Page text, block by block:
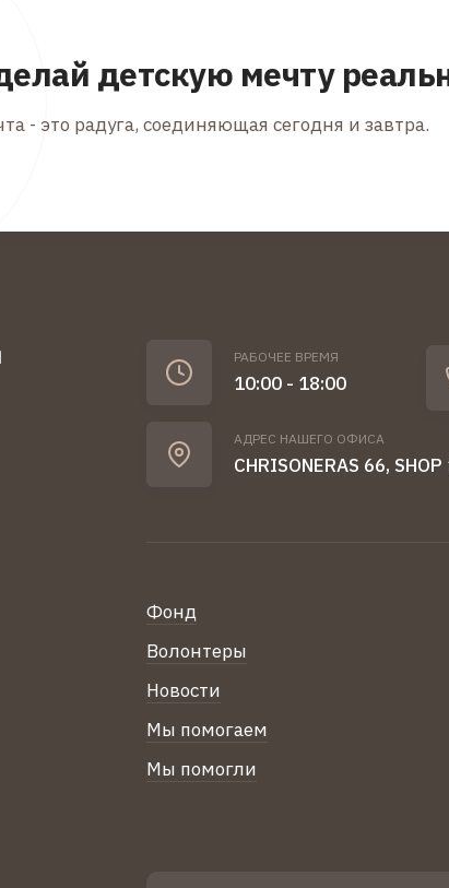
детскую мечту
- это радуга, соединяющая сегодня и завтра.
РАБОЧЕЕ ВРЕМЯ
10:00 - 18:00
АДРЕС НАШЕГО ОФИСА
CHRISONERAS 66,
Фонд
Волонтеры
Новости
Мы помогаем
Мы помогли